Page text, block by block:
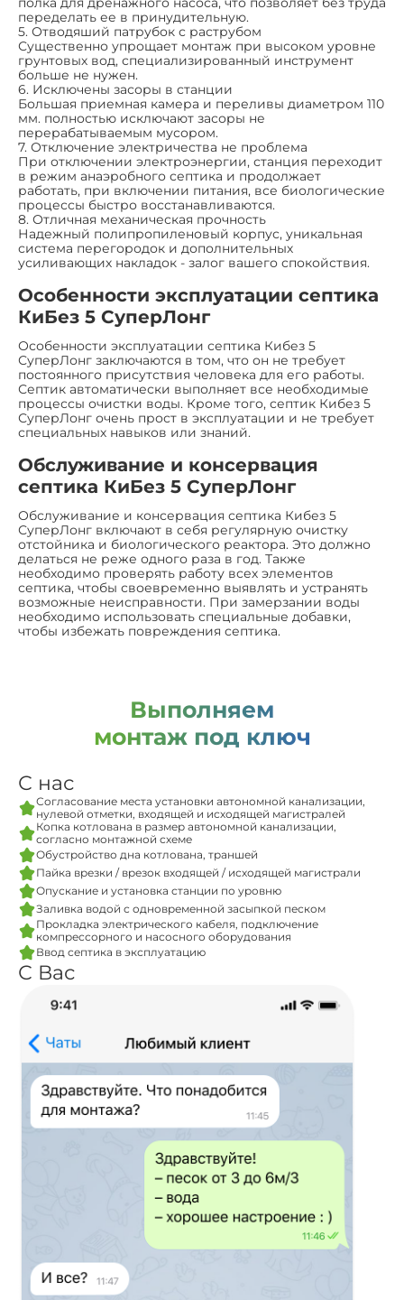
переделать ее в принудительную.
5. Отводяший патрубок с раструбом
Существенно упрощает монтаж при высоком уровне
грунтовых вод, специализированный инструмент
больше не нужен.
6. Исключены засоры в станции
Большая приемная камера и переливы диаметром 110
мм. полностью исключают засоры не
перерабатываемым мусором.
7. Отключение электричества не проблема
При отключении электроэнергии, станция переходит
в режим анаэробного септика и продолжает
работать, при включении питания, все биологические
процессы быстро восстанавливаются.
8. Отличная механическая прочность
Надежный полипропиленовый корпус, уникальная
система перегородок и дополнительных
усиливающих накладок - залог вашего спокойствия.
Особенности эксплуатации септика
КиБез 5 СуперЛонг
Особенности эксплуатации септика Кибез 5
СуперЛонг заключаются в том, что он не требует
постоянного присутствия человека для его работы.
Септик автоматически выполняет все необходимые
процессы очистки воды. Кроме того, септик Кибез 5
СуперЛонг очень прост в эксплуатации и не требует
специальных навыков или знаний.
Обслуживание и консервация
септика КиБез 5 СуперЛонг
Обслуживание и консервация септика Кибез 5
СуперЛонг включают в себя регулярную очистку
отстойника и биологического реактора. Это должно
делаться не реже одного раза в год. Также
необходимо проверять работу всех элементов
септика, чтобы своевременно выявлять и устранять
возможные неисправности. При замерзании воды
необходимо использовать специальные добавки,
чтобы избежать повреждения септика.
Выполняем
монтаж под ключ
С нас
Согласование места установки автономной канализации,
нулевой отметки, входящей и исходящей магистралей
Копка котлована в размер автономной канализации,
согласно монтажной схеме
Обустройство дна котлована, траншей
Пайка врезки / врезок входящей / исходящей магистрали
Опускание и установка станции по уровню
Заливка водой с одновременной засыпкой песком
Прокладка электрического кабеля, подключение
компрессорного и насосного оборудования
Ввод септика в эксплуатацию
С Вас